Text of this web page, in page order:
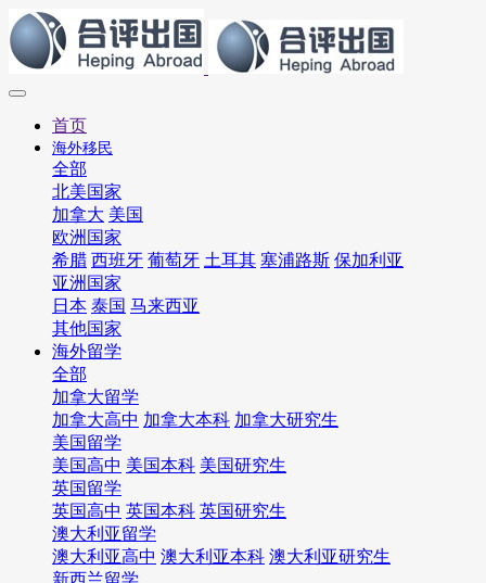
首页
海外移民
全部
北美国家
加拿大 美国
欧洲国家
希腊 西班牙 葡萄牙 土耳其 塞浦路斯 保加利亚
亚洲国家
日本 泰国 马来西亚
其他国家
海外留学
全部
加拿大留学
加拿大高中 加拿大本科 加拿大研究生
美国留学
美国高中 美国本科 美国研究生
英国留学
英国高中 英国本科 英国研究生
澳大利亚留学
澳大利亚高中 澳大利亚本科 澳大利亚研究生
新西兰留学